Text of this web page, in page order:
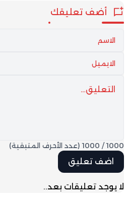
أضف تعليقك
1000
/
1000 (عدد الأحرف المتبقية)
لا يوجد تعليقات بعد..